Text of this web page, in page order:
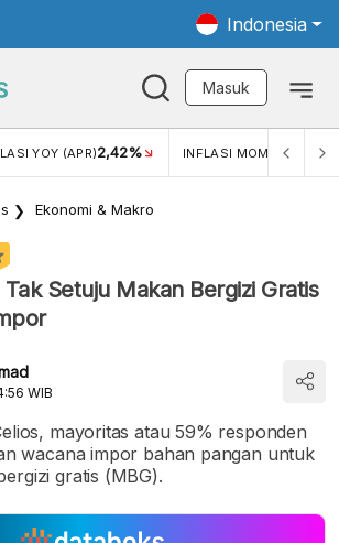
Indonesia
Masuk
YOY (APR)2,42% INFLASI MOM (MAR)
Ekonomi & Makro
Setuju Makan Bergizi Gratis
WIB
mayoritas atau 59% responden
wacana impor bahan pangan untuk
gratis (MBG).